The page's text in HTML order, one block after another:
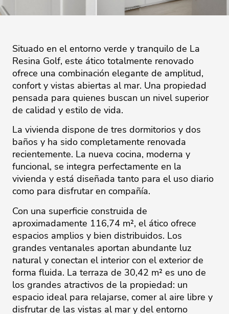
Situado en el entorno verde y tranquilo de La
Resina Golf, este ático totalmente renovado
ofrece una combinación elegante de amplitud,
confort y vistas abiertas al mar. Una propiedad
pensada para quienes buscan un nivel superior
de calidad y estilo de vida.
La vivienda dispone de tres dormitorios y dos
baños y ha sido completamente renovada
recientemente. La nueva cocina, moderna y
funcional, se integra perfectamente en la
vivienda y está diseñada tanto para el uso diario
como para disfrutar en compañía.
Con una superficie construida de
aproximadamente 116,74 m², el ático ofrece
espacios amplios y bien distribuidos. Los
grandes ventanales aportan abundante luz
natural y conectan el interior con el exterior de
forma fluida. La terraza de 30,42 m² es uno de
los grandes atractivos de la propiedad: un
espacio ideal para relajarse, comer al aire libre y
disfrutar de las vistas al mar y del entorno